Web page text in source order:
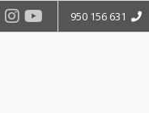
950 156 631